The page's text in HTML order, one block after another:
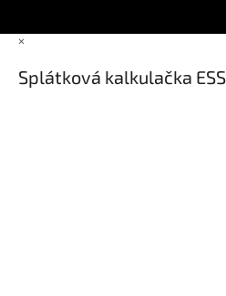
×
Splátková kalkulačka